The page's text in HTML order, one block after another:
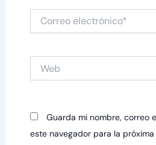
electrónico*
Guarda mi nombre, correo
este navegador para la